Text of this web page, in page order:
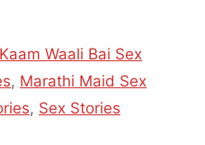
Kaam Waali Bai Sex
, Marathi Maid Sex
, Sex Stories